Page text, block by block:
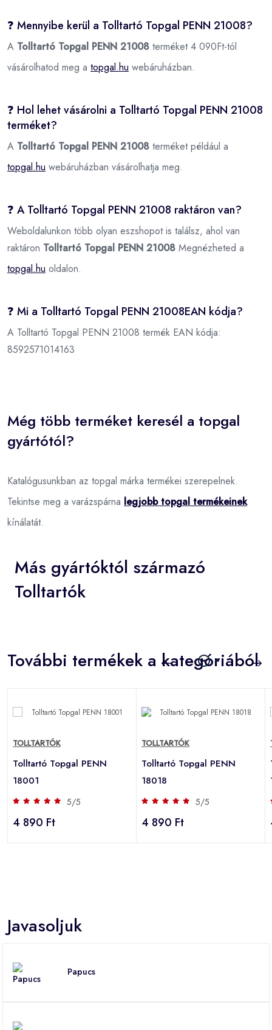
❓ Mennyibe kerül a Tolltartó Topgal PENN 21008?
A Tolltartó Topgal PENN 21008 terméket 4 090Ft-tól
vásárolhatod meg a topgal.hu webáruházban.
❓ Hol lehet vásárolni a Tolltartó Topgal PENN 21008
terméket?
A Tolltartó Topgal PENN 21008 terméket például a
topgal.hu webáruházban vásárolhatja meg.
❓ A Tolltartó Topgal PENN 21008 raktáron van?
Weboldalunkon több olyan eszshopot is találsz, ahol van
raktáron Tolltartó Topgal PENN 21008 Megnézheted a
topgal.hu oldalon.
❓ Mi a Tolltartó Topgal PENN 21008EAN kódja?
A Tolltartó Topgal PENN 21008 termék EAN kódja:
8592571014163
Még több terméket keresél a topgal
gyártótól?
Katalógusunkban az topgal márka termékei szerepelnek.
Tekintse meg a varázspárna legjobb topgal termékeinek
kínálatát.
Más gyártóktól származó
Tolltartók
További termékek a kategóriából
TOLLTARTÓK
Tolltartó Topgal PENN
18001
5/5
4 890 Ft
TOLLTARTÓK
Tolltartó Topgal PENN
18018
5/5
4 890 Ft
Javasoljuk
Papucs